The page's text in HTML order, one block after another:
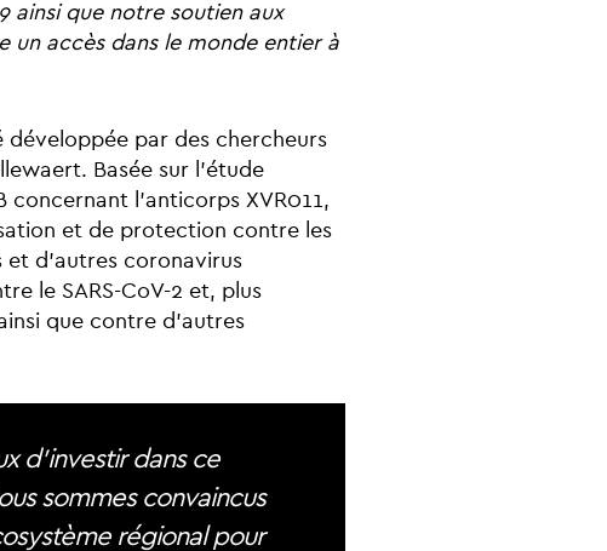
ainsi que notre soutien aux
accès dans le monde entier à
développée par des chercheurs
Basée sur l’étude
concernant l’anticorps XVR011,
et de protection contre les
et d’autres coronavirus
le SARS-CoV-2 et, plus
que contre d’autres
d’investir dans ce
sommes convaincus
régional pour